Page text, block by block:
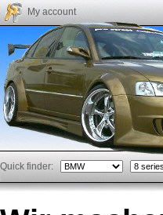
My account
Quick finder: